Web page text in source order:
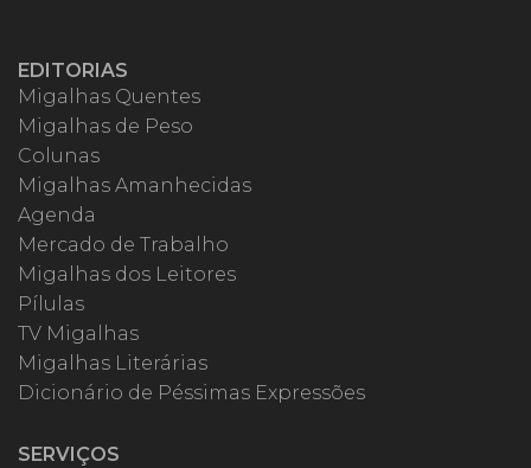
EDITORIAS
Migalhas Quentes
Migalhas de Peso
Colunas
Migalhas Amanhecidas
Agenda
Mercado de Trabalho
Migalhas dos Leitores
Pílulas
TV Migalhas
Migalhas Literárias
Dicionário de Péssimas Expressões
SERVIÇOS